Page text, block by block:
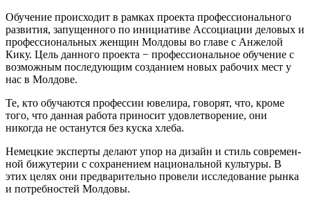
Обучение происходит в рамках проекта профессионального
раз­вития, запущенного по инициати­ве Ассоциации деловых и
профес­сиональных женщин Молдовы во главе с Анжелой
Кику. Цель данного проекта − профессиональное обучение с
возможным последу­ющим созданием новых рабочих мест у
нас в Молдове.
Те, кто обучаются профессии ювелира, говорят, что, кроме
того, что данная работа приносит удовлетворение, они
никогда не оста­нутся без куска хлеба.
Немецкие эксперты делают упор на дизайн и стиль современ­
ной бижутерии с сохранением национальной культуры. В
этих це­лях они предварительно провели исследование рынка
и потребностей Молдовы.